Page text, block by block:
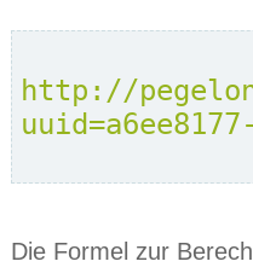
http://
Die Formel zur